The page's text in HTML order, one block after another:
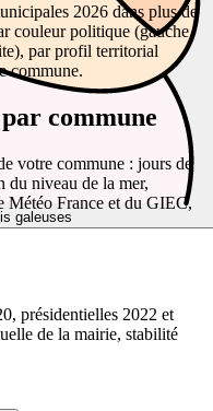
galeuses
2026 dans plus de
couleur politique (gauche,
par profil territorial
commune.
commune
votre commune : jours de
du niveau de la mer,
Météo France et du GIEC,
présidentielles 2022 et
de la mairie, stabilité